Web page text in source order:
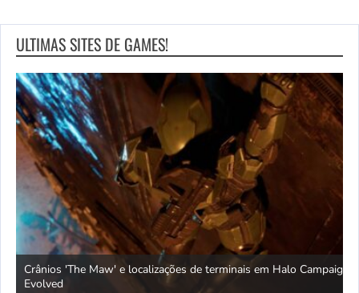
ULTIMAS SITES DE GAMES!
Crânios 'The Maw' e localizações de terminais em Halo Campaign
Evolved